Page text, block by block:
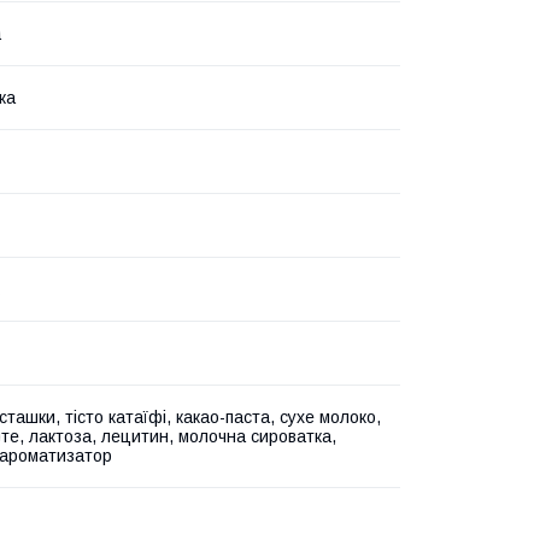
тісто катаїфі, какао-паста, сухе молоко,
лактоза, лецитин, молочна сироватка,